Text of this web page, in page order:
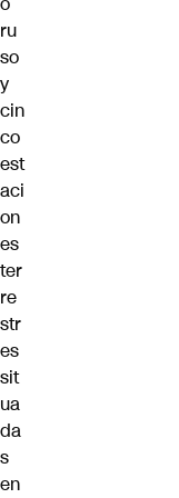
ru
so
y
cin
co
est
aci
on
es
ter
re
str
es
sit
ua
da
s
en